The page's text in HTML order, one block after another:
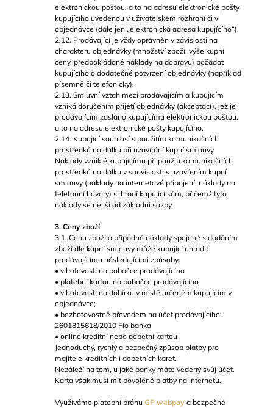
elektronickou poštou, a to na adresu elektronické pošty
kupujícího uvedenou v uživatelském rozhraní či v
objednávce (dále jen „elektronická adresa kupujícího“).
2.12. Prodávající je vždy oprávněn v závislosti na
charakteru objednávky (množství zboží, výše kupní
ceny, předpokládané náklady na dopravu) požádat
kupujícího o dodatečné potvrzení objednávky (například
písemně či telefonicky).
2.13. Smluvní vztah mezi prodávajícím a kupujícím
vzniká doručením přijetí objednávky (akceptací), jež je
prodávajícím zasláno kupujícímu elektronickou poštou,
a to na adresu elektronické pošty kupujícího.
2.14. Kupující souhlasí s použitím komunikačních
prostředků na dálku při uzavírání kupní smlouvy.
Náklady vzniklé kupujícímu při použití komunikačních
prostředků na dálku v souvislosti s uzavřením kupní
smlouvy (náklady na internetové připojení, náklady na
telefonní hovory) si hradí kupující sám, přičemž tyto
náklady se neliší od základní sazby.
3. Ceny zboží
3.1. Cenu zboží a případné náklady spojené s dodáním
zboží dle kupní smlouvy může kupující uhradit
prodávajícímu následujícími způsoby:
• v hotovosti na pobočce prodávajícího
• platební kartou na pobočce prodávajícího
• v hotovosti na dobírku v místě určeném kupujícím v
objednávce;
• bezhotovostně převodem na účet prodávajícího:
2601815618/2010 Fio banka
• online kreditní nebo debetní kartou
Jednoduchý, rychlý a bezpečný způsob platby pro
majitele kreditních i debetních karet.
Nezáleží na tom, u jaké banky máte vedený svůj účet.
Karta však musí mít povolené platby na Internetu.
Využíváme platební bránu GP webpay a bezpečné